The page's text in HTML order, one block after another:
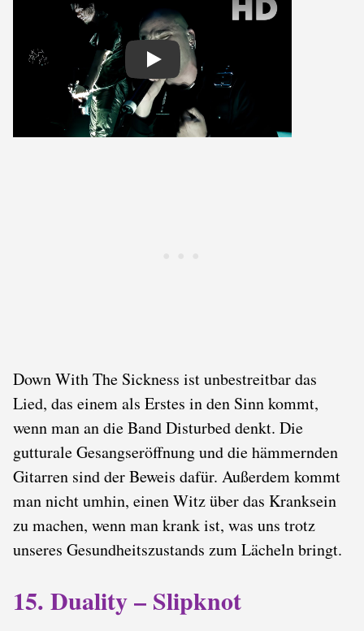
Play
Down With The Sickness ist unbestreitbar das
Lied, das einem als Erstes in den Sinn kommt,
wenn man an die Band Disturbed denkt. Die
gutturale Gesangseröffnung und die hämmernden
Gitarren sind der Beweis dafür. Außerdem kommt
man nicht umhin, einen Witz über das Kranksein
zu machen, wenn man krank ist, was uns trotz
unseres Gesundheitszustands zum Lächeln bringt.
15. Duality – Slipknot